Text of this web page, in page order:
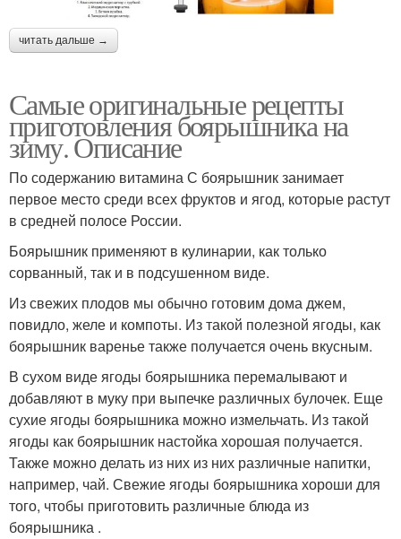
читать дальше →
Самые оригинальные рецепты
приготовления боярышника на
зиму. Описание
По содержанию витамина С боярышник занимает
первое место среди всех фруктов и ягод, которые растут
в средней полосе России.
Боярышник применяют в кулинарии, как только
сорванный, так и в подсушенном виде.
Из свежих плодов мы обычно готовим дома джем,
повидло, желе и компоты. Из такой полезной ягоды, как
боярышник варенье также получается очень вкусным.
В сухом виде ягоды боярышника перемалывают и
добавляют в муку при выпечке различных булочек. Еще
сухие ягоды боярышника можно измельчать. Из такой
ягоды как боярышник настойка хорошая получается.
Также можно делать из них из них различные напитки,
например, чай. Свежие ягоды боярышника хороши для
того, чтобы приготовить различные блюда из
боярышника .